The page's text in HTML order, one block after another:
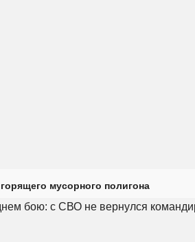
мусорного полигона